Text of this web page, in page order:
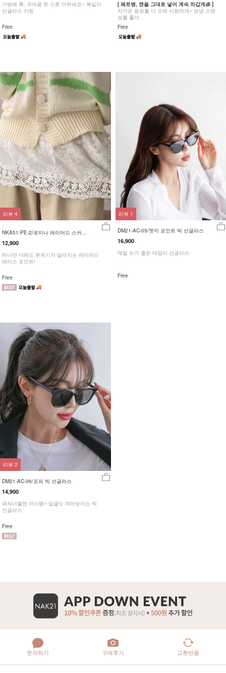
가방에 톡, 귀여움 한 스푼 더하세요~ 복실이
선글라스 키링
Free
[ 페트병, 캔을 그대로 넣어 계속 차갑게🧊 ]
차가운 음료를 더 오래 시원하게~ 보냉 스텐
보틀 홀더
Free
NKA51-PE-2/로미나 레이어드 스커트
_DY
12,900
하나만 더해도 분위기가 달라지는 레이어드
레이스 포인트!
Free
리뷰 4
DM21-AC-05/엣지 포인트 빅 선글라스
16,900
매일 쓰기 좋은 데일리 선글라스
Free
리뷰 1
DM21-AC-06/포피 빅 선글라스
14,900
패셔너블한 아이템~ 얼굴도 작아보이는 빅
선글라스
Free
리뷰 2
문의하기 구매후기 교환반품